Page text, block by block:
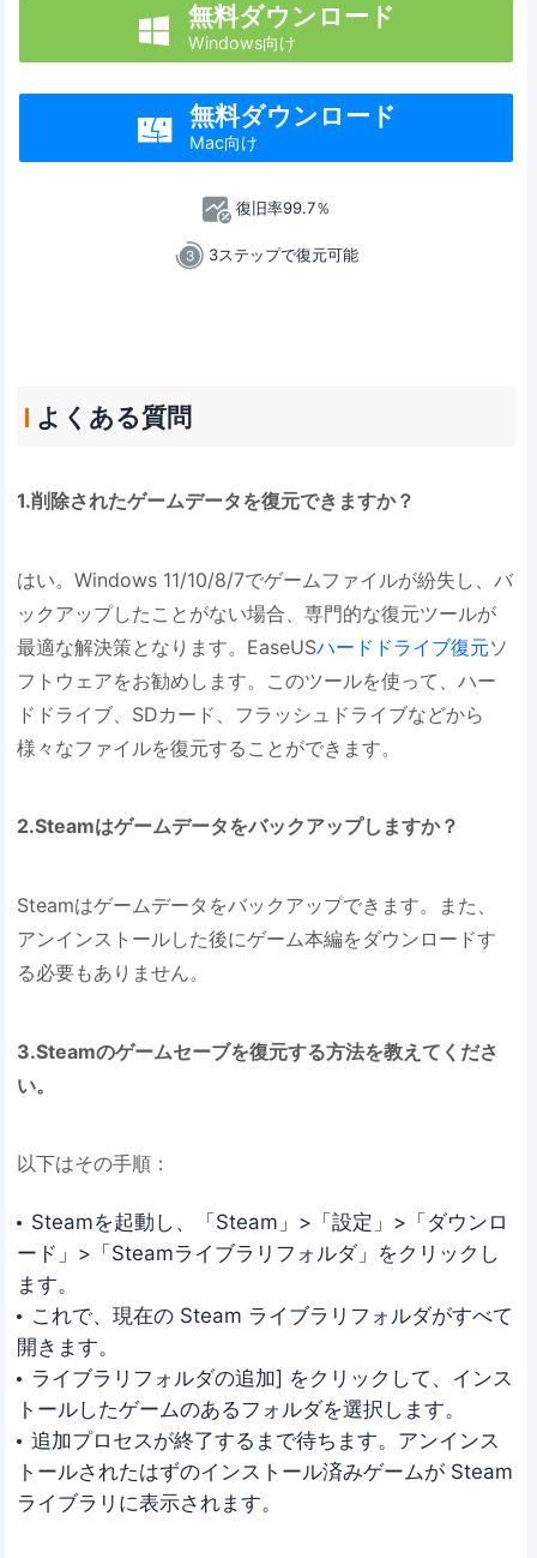
 無料ダウンロード
Windows向け
 無料ダウンロード
Mac向け
復旧率99.7％
3ステップで復元可能
よくある質問
1.削除されたゲームデータを復元できますか？
はい。Windows 11/10/8/7でゲームファイルが紛失し、バ
ックアップしたことがない場合、専門的な復元ツールが
最適な解決策となります。EaseUSハードドライブ復元ソ
フトウェアをお勧めします。このツールを使って、ハー
ドドライブ、SDカード、フラッシュドライブなどから
様々なファイルを復元することができます。
2.Steamはゲームデータをバックアップしますか？
Steamはゲームデータをバックアップできます。また、
アンインストールした後にゲーム本編をダウンロードす
る必要もありません。
3.Steamのゲームセーブを復元する方法を教えてくださ
い。
以下はその手順：
Steamを起動し、「Steam」>「設定」>「ダウンロ
ード」>「Steamライブラリフォルダ」をクリックし
ます。
これで、現在の Steam ライブラリフォルダがすべて
開きます。
ライブラリフォルダの追加] をクリックして、インス
トールしたゲームのあるフォルダを選択します。
追加プロセスが終了するまで待ちます。アンインス
トールされたはずのインストール済みゲームが Steam
ライブラリに表示されます。